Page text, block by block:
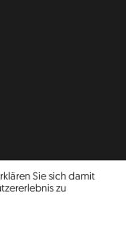
Sie sich damit
zu